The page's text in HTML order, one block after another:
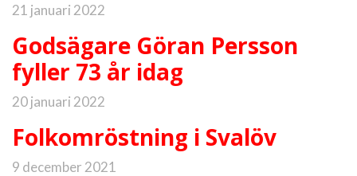
21 januari 2022
Godsägare Göran Persson
fyller 73 år idag
20 januari 2022
Folkomröstning i Svalöv
9 december 2021